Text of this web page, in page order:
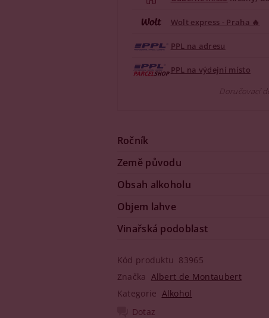
Wolt express - Praha 🔥
PPL na adresu
PPL na výdejní místo
Doručovací
Ročník
Země původu
Obsah alkoholu
Objem lahve
Vinařská podoblast
Kód produktu 83965
Značka Albert de Montaubert
Kategorie Alkohol
Dotaz